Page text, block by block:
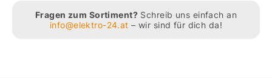
Fragen zum Sortiment? Schreib uns einfach an
info@elektro-24.at – wir sind für dich da!